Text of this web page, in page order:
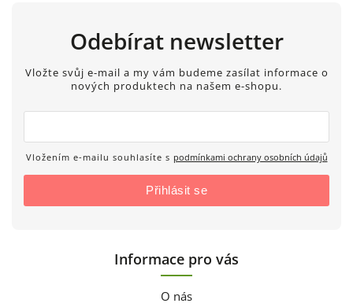
Odebírat newsletter
Vložte svůj e-mail a my vám budeme zasílat informace o
nových produktech na našem e-shopu.
Vložením e-mailu souhlasíte s podmínkami ochrany osobních údajů
Přihlásit se
Informace pro vás
O nás